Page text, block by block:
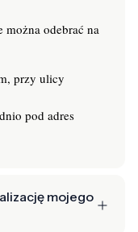
odebrać na
przy ulicy
pod adres
mojego